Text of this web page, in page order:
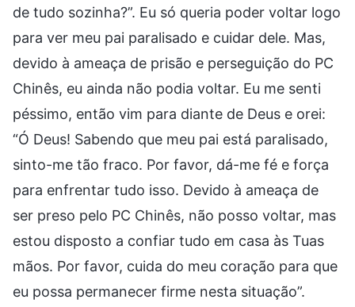
de tudo sozinha?”. Eu só queria poder voltar logo
para ver meu pai paralisado e cuidar dele. Mas,
devido à ameaça de prisão e perseguição do PC
Chinês, eu ainda não podia voltar. Eu me senti
péssimo, então vim para diante de Deus e orei:
“Ó Deus! Sabendo que meu pai está paralisado,
sinto-me tão fraco. Por favor, dá-me fé e força
para enfrentar tudo isso. Devido à ameaça de
ser preso pelo PC Chinês, não posso voltar, mas
estou disposto a confiar tudo em casa às Tuas
mãos. Por favor, cuida do meu coração para que
eu possa permanecer firme nesta situação”.